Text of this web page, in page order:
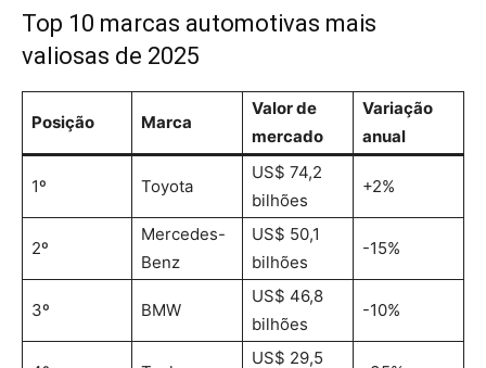
Top 10 marcas automotivas mais
valiosas de 2025
Posição Marca
Valor de
mercado
Variação
anual
1º Toyota
US$ 74,2
bilhões
+2%
2º
Mercedes-
Benz
US$ 50,1
bilhões
-15%
3º BMW
US$ 46,8
bilhões
-10%
US$ 29,5